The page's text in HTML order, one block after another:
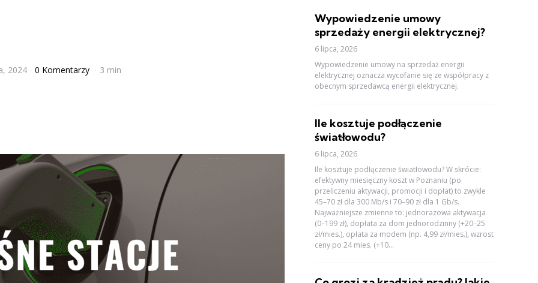
2024 0 Komentarzy 3 min
Wypowiedzenie umowy
sprzedaży energii elektrycznej?
6 lipca, 2026
Wypowiedzenie umowy na sprzedaż energii
elektrycznej oznacza wycofanie się ze współpracy z
obecnym sprzedawcą energii elektrycznej.
Ile kosztuje podłączenie
światłowodu?
6 lipca, 2026
Ile kosztuje podłączenie światłowodu? W skrócie:
efektywny miesięczny koszt w Poznaniu (po
przeliczeniu aktywacji, promocji i dopłat) to zwykle
45–70 zł dla 300 Mb/s i 70–90 zł dla 1 Gb/s.
Najważniejsze zmienne to: jednorazowa aktywacja
(0–199 zł), dopłata za dom jednorodzinny (+20–25
zł/mies.), opłata za modem (np. 4,99 zł/mies.), wzrost
ceny po 24 mies. (+10...